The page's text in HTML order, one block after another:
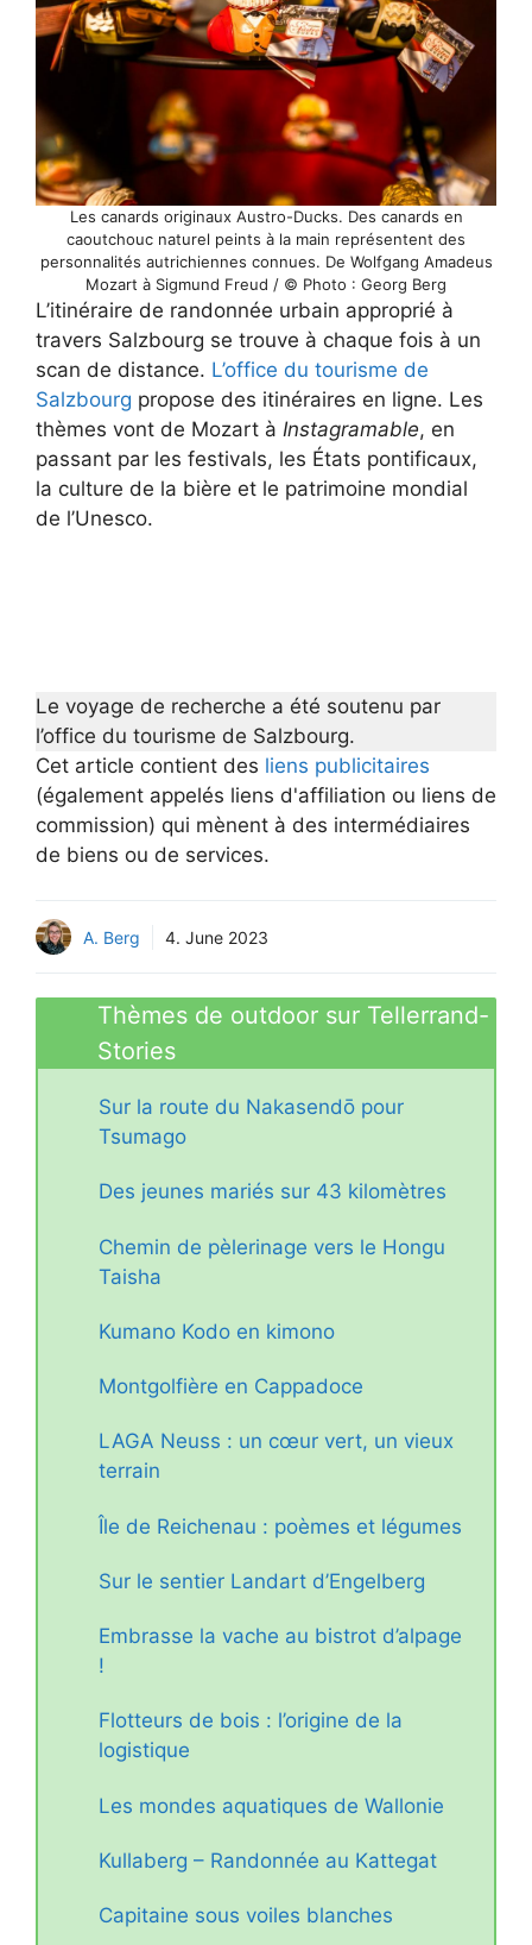
Les canards originaux Austro-Ducks. Des canards en
caoutchouc naturel peints à la main représentent des
personnalités autrichiennes connues. De Wolfgang Amadeus
Mozart à Sigmund Freud / © Photo : Georg Berg
L’itinéraire de randonnée urbain approprié à
travers Salzbourg se trouve à chaque fois à un
scan de distance. L’office du tourisme de
Salzbourg propose des itinéraires en ligne. Les
thèmes vont de Mozart à Instagramable, en
passant par les festivals, les États pontificaux,
la culture de la bière et le patrimoine mondial
de l’Unesco.
Le voyage de recherche a été soutenu par
l’office du tourisme de Salzbourg.
Cet article contient des liens publicitaires
(également appelés liens d'affiliation ou liens de
commission) qui mènent à des intermédiaires
de biens ou de services.
A. Berg 4. June 2023
Thèmes de outdoor sur Tellerrand-
Stories
Sur la route du Nakasendō pour
Tsumago
Des jeunes mariés sur 43 kilomètres
Chemin de pèlerinage vers le Hongu
Taisha
Kumano Kodo en kimono
Montgolfière en Cappadoce
LAGA Neuss : un cœur vert, un vieux
terrain
Île de Reichenau : poèmes et légumes
Sur le sentier Landart d’Engelberg
Embrasse la vache au bistrot d’alpage
!
Flotteurs de bois : l’origine de la
logistique
Les mondes aquatiques de Wallonie
Kullaberg – Randonnée au Kattegat
Capitaine sous voiles blanches